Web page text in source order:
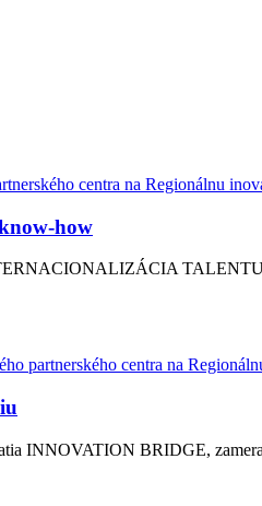
centra na Regionálnu
how
partnerského centra na
INNOVATION BRIDGE,